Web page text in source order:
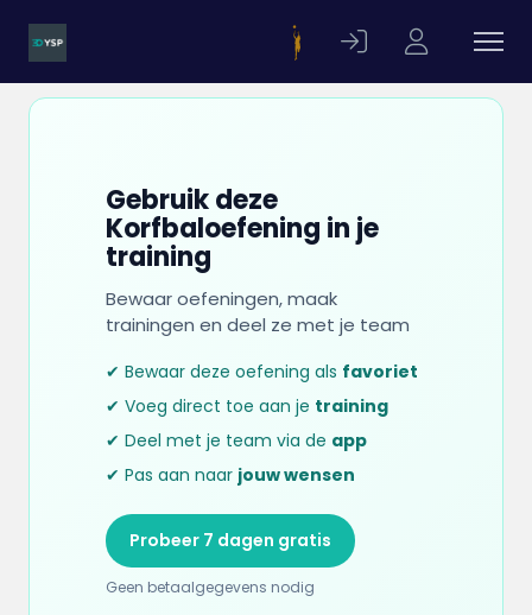
Gebruik deze
Korfbaloefening in je
training
Bewaar oefeningen, maak
trainingen en deel ze met je team
✔ Bewaar deze oefening als favoriet
✔ Voeg direct toe aan je training
✔ Deel met je team via de app
✔ Pas aan naar jouw wensen
Probeer 7 dagen gratis
Geen betaalgegevens nodig